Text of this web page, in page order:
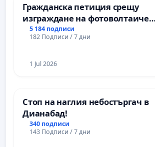
Гражданска петиция срещу
изграждане на фотоволтаичен
парк в с.Прибой, общ. Радомир
5 184 подписи
182 Подписи / 7 дни
1 Jul 2026
Стоп на наглия небостъргач в
Дианабад!
340 подписи
143 Подписи / 7 дни